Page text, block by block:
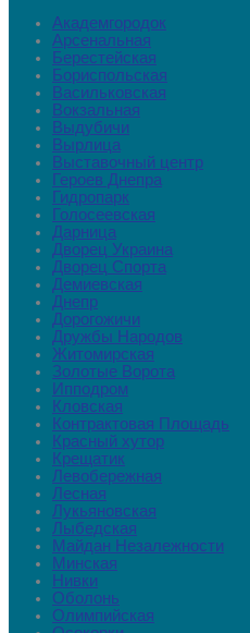
Академгородок
Арсенальная
Берестейская
Бориспольская
Васильковская
Вокзальная
Выдубичи
Вырлица
Выставочный центр
Героев Днепра
Гидропарк
Голосеевская
Дарница
Дворец Украина
Дворец Cпорта
Демиевская
Днепр
Дорогожичи
Дружбы Народов
Житомирская
Золотые Ворота
Ипподром
Кловская
Контрактовая Площадь
Красный хутор
Крещатик
Левобережная
Лесная
Лукьяновская
Лыбедская
Майдан Незалежности
Минская
Нивки
Оболонь
Олимпийская